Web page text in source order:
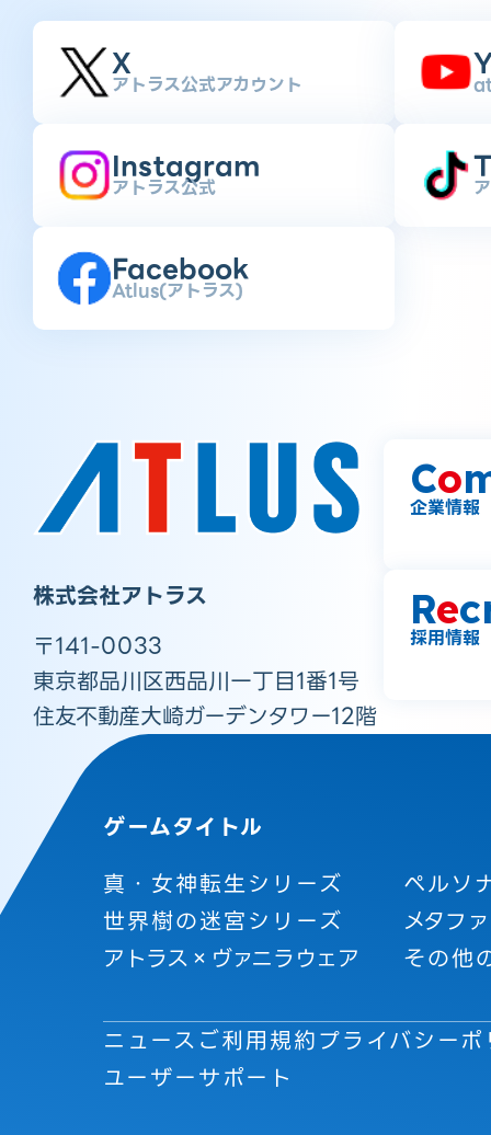
X
アトラス公式アカウント
Instagram
アトラス公式
Facebook
Atlus(アトラス)
株式会社アトラス
〒141-0033
東京都品川区西品川一丁目1番1号
住友不動産大崎ガーデンタワー12階
Co
企業情報
Re
採用情報
ゲームタイトル
真・女神転生シリーズ
ペルソ
世界樹の迷宮シリーズ
メタフ
アトラス×ヴァニラウェア
その他
ニュースご利用規約プライバシー
ユーザーサポート